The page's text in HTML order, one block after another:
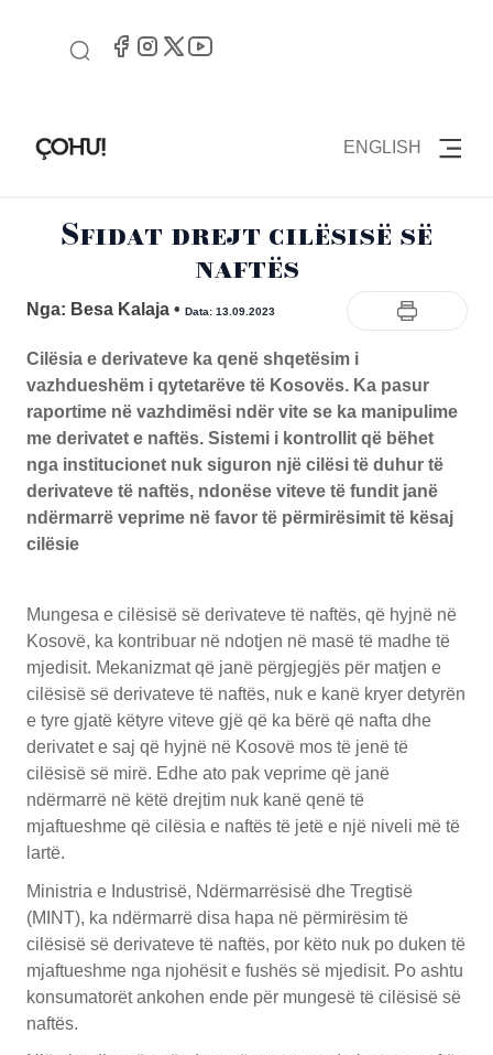
ENGLISH
Sfidat drejt cilësisë së
naftës
Nga: Besa Kalaja • Data: 13.09.2023
Cilësia e derivateve ka qenë shqetësim i
vazhdueshëm i qytetarëve të Kosovës. Ka pasur
raportime në vazhdimësi ndër vite se ka manipulime
me derivatet e naftës. Sistemi i kontrollit që bëhet
nga institucionet nuk siguron një cilësi të duhur të
derivateve të naftës, ndonëse viteve të fundit janë
ndërmarrë veprime në favor të përmirësimit të kësaj
cilësie
Mungesa e cilësisë së derivateve të naftës, që hyjnë në
Kosovë, ka kontribuar në ndotjen në masë të madhe të
mjedisit. Mekanizmat që janë përgjegjës për matjen e
cilësisë së derivateve të naftës, nuk e kanë kryer detyrën
e tyre gjatë këtyre viteve gjë që ka bërë që nafta dhe
derivatet e saj që hyjnë në Kosovë mos të jenë të
cilësisë së mirë. Edhe ato pak veprime që janë
ndërmarrë në këtë drejtim nuk kanë qenë të
mjaftueshme që cilësia e naftës të jetë e një niveli më të
lartë.
Ministria e Industrisë, Ndërmarrësisë dhe Tregtisë
(MINT), ka ndërmarrë disa hapa në përmirësim të
cilësisë së derivateve të naftës, por këto nuk po duken të
mjaftueshme nga njohësit e fushës së mjedisit. Po ashtu
konsumatorët ankohen ende për mungesë të cilësisë së
naftës.